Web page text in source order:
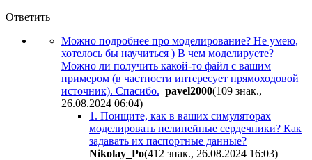
Ответить
Можно подробнее про моделирование? Не умею,
хотелось бы научиться ) В чем моделируете?
Можно ли получить какой-то файл с вашим
примером (в частности интересует прямоходовой
источник). Спасибо. pavel2000(109 знак.,
26.08.2024 06:04)
1. Поищите, как в ваших симуляторах
моделировать нелинейные сердечники? Как
задавать их паспортные данные?
Nikolay_Po(412 знак., 26.08.2024 16:03)